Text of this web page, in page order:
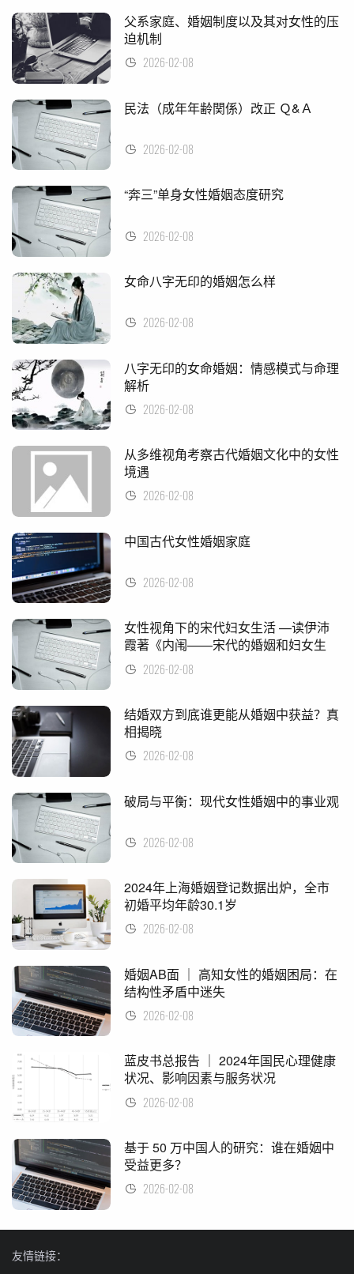
父系家庭、婚姻制度以及其对女性的压
迫机制
2026-02-08
民法（成年年齢関係）改正 Ｑ&Ａ
2026-02-08
“奔三”单身女性婚姻态度研究
2026-02-08
女命八字无印的婚姻怎么样
2026-02-08
八字无印的女命婚姻：情感模式与命理
解析
2026-02-08
从多维视角考察古代婚姻文化中的女性
境遇
2026-02-08
中国古代女性婚姻家庭
2026-02-08
女性视角下的宋代妇女生活 —读伊沛
霞著《内闱——宋代的婚姻和妇女生
活》2026-02-08
结婚双方到底谁更能从婚姻中获益？真
相揭晓
2026-02-08
破局与平衡：现代女性婚姻中的事业观
2026-02-08
2024年上海婚姻登记数据出炉，全市
初婚平均年龄30.1岁
2026-02-08
婚姻AB面 ｜ 高知女性的婚姻困局：在
结构性矛盾中迷失
2026-02-08
蓝皮书总报告 ｜ 2024年国民心理健康
状况、影响因素与服务状况
2026-02-08
基于 50 万中国人的研究：谁在婚姻中
受益更多？
2026-02-08
友情链接：